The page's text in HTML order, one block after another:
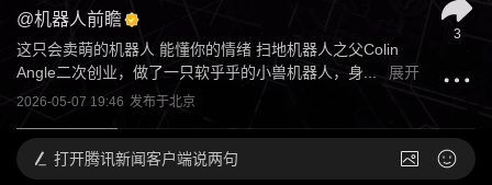
@机器人前瞻
这只会卖萌的机器人 能懂你的情绪 扫地机器人之父Colin
Angle二次创业，做了一只软乎乎的小兽机器人，身...
展开
2026-05-07 19:46 发布于北京
3
打开腾讯新闻客户端说两句